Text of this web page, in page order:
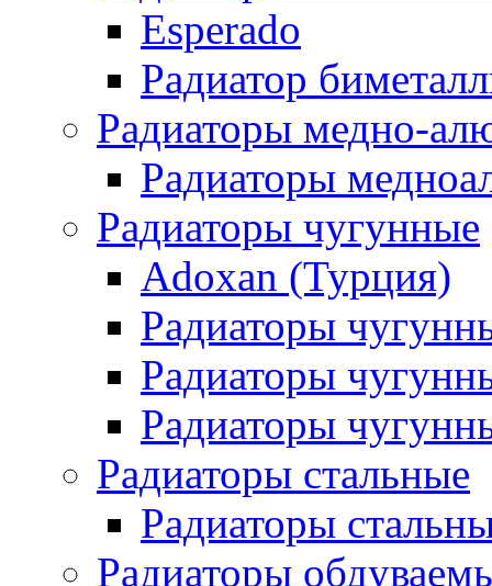
Esperado
Радиатор
Радиаторы медно-
Радиаторы
Радиаторы чугунные
Adoxan (Турция)
Радиаторы
Радиаторы
Радиаторы
Радиаторы стальные
Радиаторы
Радиаторы